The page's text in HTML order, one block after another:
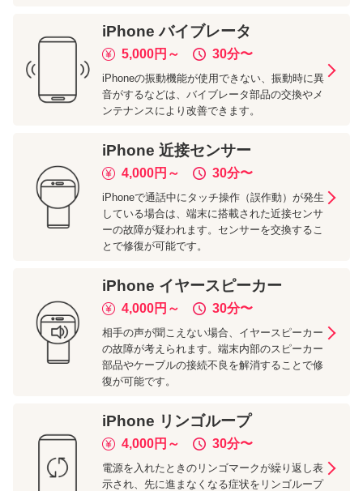
iPhone バイブレータ
5,000円～ 30分〜
iPhoneの振動機能が使用できない、振動時に異
音がするなどは、バイブレータ部品の交換やメ
ンテナンスにより改善できます。
iPhone 近接センサー
4,000円～ 30分〜
iPhoneで通話中にタッチ操作（誤作動）が発生
している場合は、端末に搭載された近接センサ
ーの故障が疑われます。センサーを交換するこ
とで修復が可能です。
iPhone イヤースピーカー
4,000円～ 30分〜
相手の声が聞こえない場合、イヤースピーカー
の故障が考えられます。端末内部のスピーカー
部品やケーブルの接続不良を解消することで修
復が可能です。
iPhone リンゴループ
4,000円～ 30分〜
電源を入れたときのリンゴマークが繰り返し表
示され、先に進まなくなる症状をリンゴループ